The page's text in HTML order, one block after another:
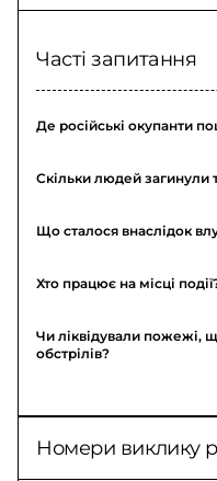
Часті запитання
Де російські окупанти
Скільки людей загинули
Що сталося внаслідок
Хто працює на місці
Чи ліквідували пожежі,
обстрілів?
Номери виклику